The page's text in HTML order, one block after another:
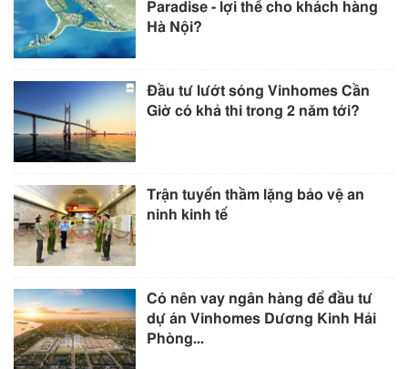
Paradise - lợi thế cho khách hàng
Hà Nội?
Đầu tư lướt sóng Vinhomes Cần
Giờ có khả thi trong 2 năm tới?
Trận tuyến thầm lặng bảo vệ an
ninh kinh tế
Có nên vay ngân hàng để đầu tư
dự án Vinhomes Dương Kinh Hải
Phòng...